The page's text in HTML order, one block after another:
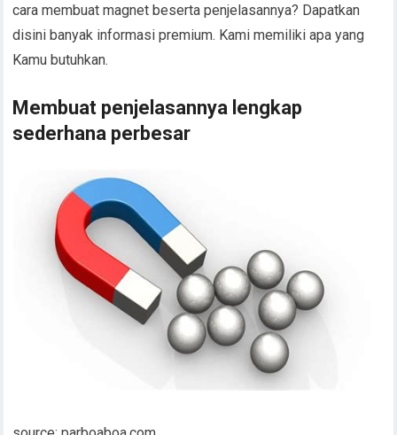
cara membuat magnet beserta penjelasannya? Dapatkan
disini banyak informasi premium. Kami memiliki apa yang
Kamu butuhkan.
Membuat penjelasannya lengkap
sederhana perbesar